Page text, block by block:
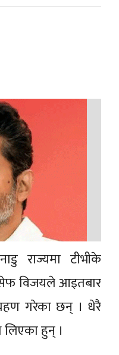
राज्यमा टीभीके
विजयले आइतबार
गरेका छन् । धेरै
हुन् ।